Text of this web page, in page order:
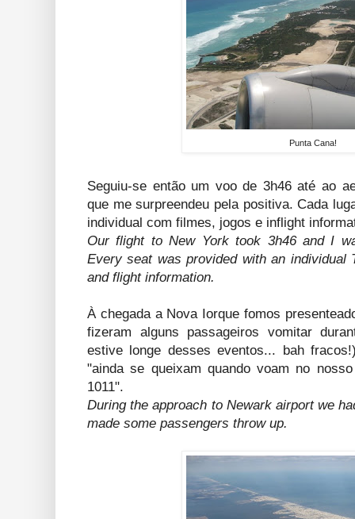
Punta Cana!
Seguiu-se então um voo de 3h46 até ao
que me surpreendeu pela positiva. Cada
individual com filmes, jogos e inflight
Our flight to New York took 3h46 and I
Every seat was provided with an individual
and flight information.
À chegada a Nova Iorque fomos
fizeram alguns passageiros vomitar
estive longe desses eventos... bah
"ainda se queixam quando voam no
1011".
During the approach to Newark airport we
made some passengers throw up.